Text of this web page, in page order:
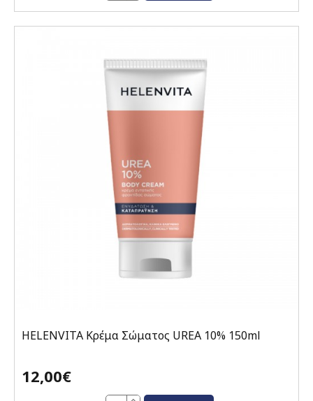
HELENVITA Κρέμα Σώματος UREA 10% 150ml
12,00€